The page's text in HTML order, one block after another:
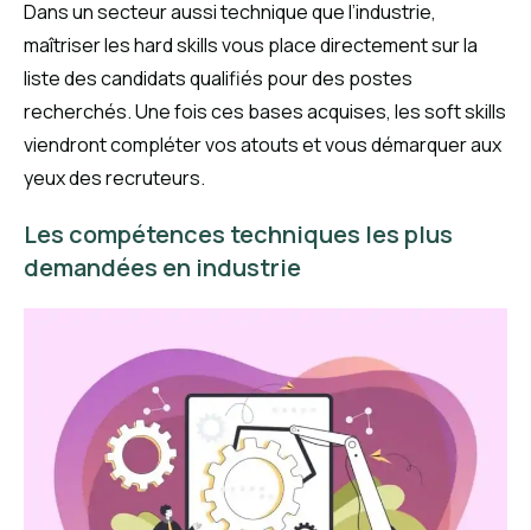
Dans un secteur aussi technique que l’industrie,
maîtriser les hard skills vous place directement sur la
liste des candidats qualifiés pour des postes
recherchés. Une fois ces bases acquises, les soft skills
viendront compléter vos atouts et vous démarquer aux
yeux des recruteurs.
Les compétences techniques les plus
demandées en industrie